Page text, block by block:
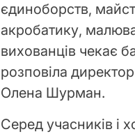
єдиноборств,
акробатику,
вихованців чекає
розповіла
Олена Шурман.
Серед учасників і